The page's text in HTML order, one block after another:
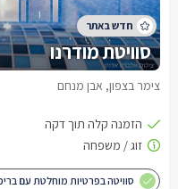
סוויטת מודרנו
צימר בצפון, אבן מנחם
סוויטה בפרטיות מוחלטת עם